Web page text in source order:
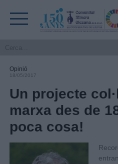
Opinió
18/05/2017
Un projecte
marxa des de
poca cosa!